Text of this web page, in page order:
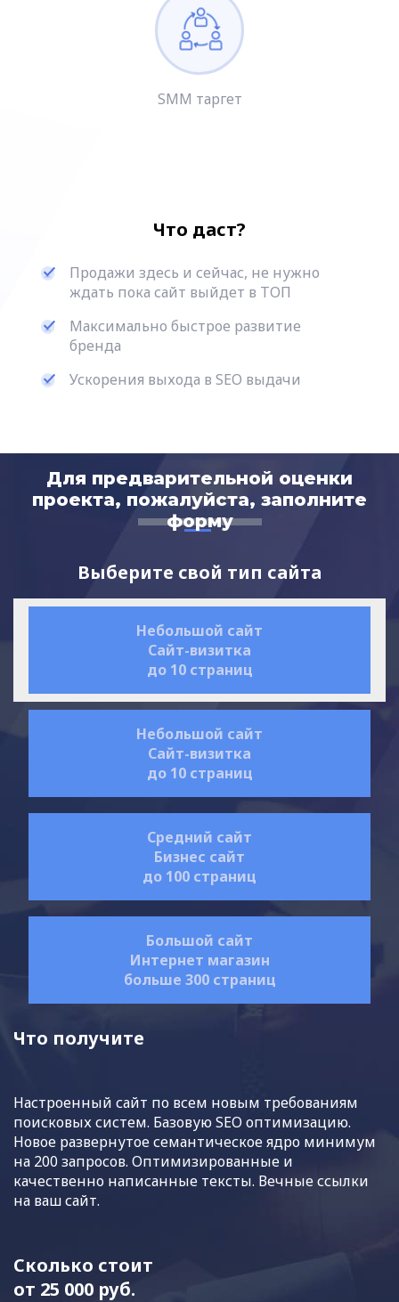
SMM таргет
Что даст?
Продажи здесь и сейчас, не нужно
ждать пока сайт выйдет в ТОП
Максимально быстрое развитие
бренда
Ускорения выхода в SEO выдачи
Для предварительной оценки
проекта, пожалуйста, заполните
форму
Выберите свой тип сайта
Небольшой сайт
Сайт-визитка
до 10 страниц
Небольшой сайт
Сайт-визитка
до 10 страниц
Средний сайт
Бизнес сайт
до 100 страниц
Большой сайт
Интернет магазин
больше 300 страниц
Что получите
Настроенный сайт по всем новым требованиям
поисковых систем. Базовую SEO оптимизацию.
Новое развернутое семантическое ядро минимум
на 200 запросов. Оптимизированные и
качественно написанные тексты. Вечные ссылки
на ваш сайт.
Сколько стоит
от 25 000 руб.